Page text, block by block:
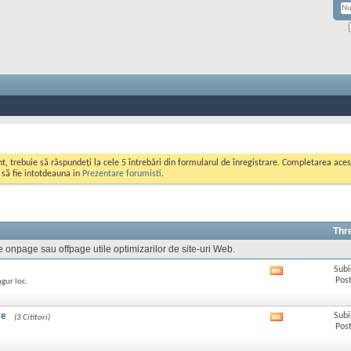
trebuie să răspundeți la cele 5 întrebări din formularul de înregistrare. Completarea
fie intotdeauna in Prezentare forumisti.
sau offpage utile optimizarilor de site-uri Web.
loc.
ul
(3 Cititori)